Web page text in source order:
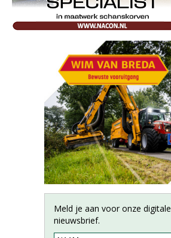
Meld je aan voor onze digitale
nieuwsbrief.